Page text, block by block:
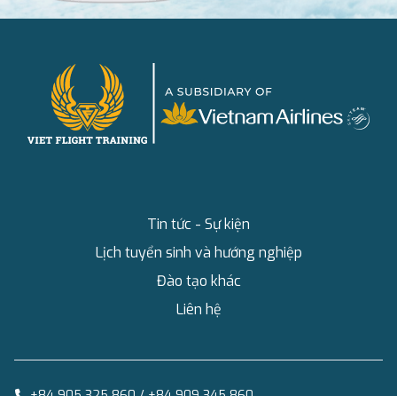
Tin tức - Sự kiện
Lịch tuyển sinh và hướng nghiệp
Đào tạo khác
Liên hệ